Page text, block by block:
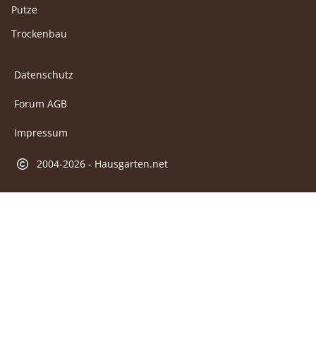
Putze
Trockenbau
Datenschutz
Forum AGB
Impressum
2004-2026 - Hausgarten.net